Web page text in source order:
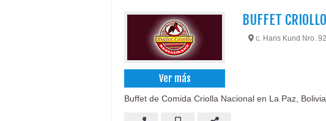
Ver más
BUFFET
c. Hans Kund Nro.
Buffet de Comida Criolla Nacional en La Paz, Bolivia